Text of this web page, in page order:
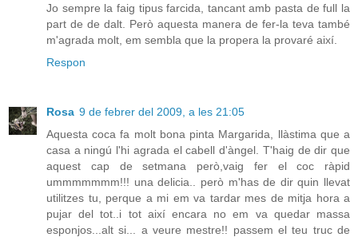
Jo sempre la faig tipus farcida, tancant amb pasta de full la
part de de dalt. Però aquesta manera de fer-la teva també
m'agrada molt, em sembla que la propera la provaré així.
Respon
Rosa 9 de febrer del 2009, a les 21:05
Aquesta coca fa molt bona pinta Margarida, llàstima que a
casa a ningú l'hi agrada el cabell d'àngel. T'haig de dir que
aquest cap de setmana però,vaig fer el coc ràpid
ummmmmmm!!! una delicia.. però m'has de dir quin llevat
utilitzes tu, perque a mi em va tardar mes de mitja hora a
pujar del tot..i tot així encara no em va quedar massa
esponjos...alt si... a veure mestre!! passem el teu truc de